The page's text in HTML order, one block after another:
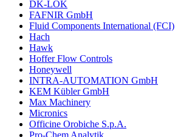
DK-LOK
FAFNIR GmbH
Fluid Components International (FCI)
Hach
Hawk
Hoffer Flow Controls
Honeywell
INTRA-AUTOMATION GmbH
KEM Kübler GmbH
Max Machinery
Micronics
Officine Orobiche S.p.A.